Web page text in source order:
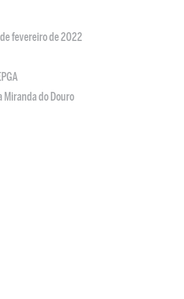
fevereiro de 2022
Miranda do Douro